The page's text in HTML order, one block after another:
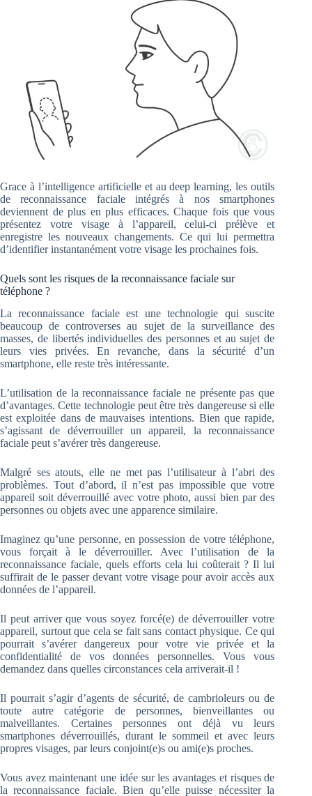
Grace à l’intelligence artificielle et au deep learning, les outils
de reconnaissance faciale intégrés à nos smartphones
deviennent de plus en plus efficaces. Chaque fois que vous
présentez votre visage à l’appareil, celui-ci prélève et
enregistre les nouveaux changements. Ce qui lui permettra
d’identifier instantanément votre visage les prochaines fois.
Quels sont les risques de la reconnaissance faciale sur
téléphone ?
La reconnaissance faciale est une technologie qui suscite
beaucoup de controverses au sujet de la surveillance des
masses, de libertés individuelles des personnes et au sujet de
leurs vies privées. En revanche, dans la sécurité d’un
smartphone, elle reste très intéressante.
L’utilisation de la reconnaissance faciale ne présente pas que
d’avantages. Cette technologie peut être très dangereuse si elle
est exploitée dans de mauvaises intentions. Bien que rapide,
s’agissant de déverrouiller un appareil, la reconnaissance
faciale peut s’avérer très dangereuse.
Malgré ses atouts, elle ne met pas l’utilisateur à l’abri des
problèmes. Tout d’abord, il n’est pas impossible que votre
appareil soit déverrouillé avec votre photo, aussi bien par des
personnes ou objets avec une apparence similaire.
Imaginez qu’une personne, en possession de votre téléphone,
vous forçait à le déverrouiller. Avec l’utilisation de la
reconnaissance faciale, quels efforts cela lui coûterait ? Il lui
suffirait de le passer devant votre visage pour avoir accès aux
données de l’appareil.
Il peut arriver que vous soyez forcé(e) de déverrouiller votre
appareil, surtout que cela se fait sans contact physique. Ce qui
pourrait s’avérer dangereux pour votre vie privée et la
confidentialité de vos données personnelles. Vous vous
demandez dans quelles circonstances cela arriverait-il !
Il pourrait s’agir d’agents de sécurité, de cambrioleurs ou de
toute autre catégorie de personnes, bienveillantes ou
malveillantes. Certaines personnes ont déjà vu leurs
smartphones déverrouillés, durant le sommeil et avec leurs
propres visages, par leurs conjoint(e)s ou ami(e)s proches.
Vous avez maintenant une idée sur les avantages et risques de
la reconnaissance faciale. Bien qu’elle puisse nécessiter la